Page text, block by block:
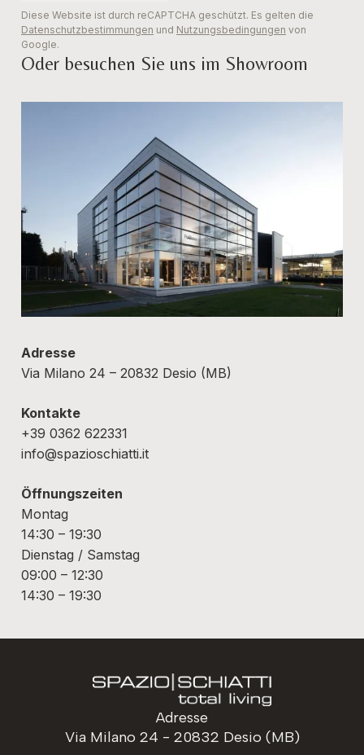
Diese Website ist durch reCAPTCHA geschützt. Es gelten die
Datenschutzbestimmungen und Nutzungsbedingungen von
Google.
Oder besuchen Sie uns im Showroom
Adresse
Via Milano 24 – 20832 Desio (MB)
Kontakte
+39 0362 622331
info@spazioschiatti.it
Öffnungszeiten
Montag
14:30 – 19:30
Dienstag / Samstag
09:00 – 12:30
14:30 – 19:30
Adresse
Via Milano 24 - 20832 Desio (MB)